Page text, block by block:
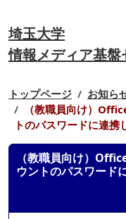
埼玉大学
情報メディア基盤
トップページ お知ら
（教職員向け）
トのパスワードに連携
（教職員向け）
ウントのパスワード